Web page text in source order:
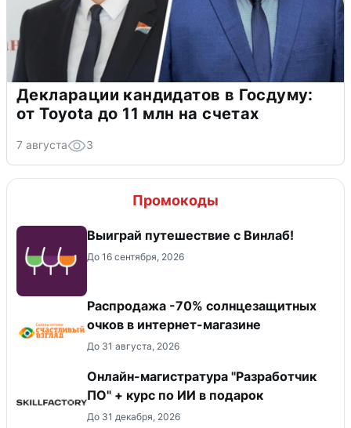
Декларации кандидатов в Госдуму:
от Toyota до 11 млн на счетах
7 августа 3
Промокоды
Выиграй путешествие с Винлаб!
До 16 сентября, 2026
Распродажа -70% солнцезащитных
очков в интернет-магазине
До 31 августа, 2026
Онлайн-магистратура "Разработчик
ПО" + курс по ИИ в подарок
До 31 декабря, 2026